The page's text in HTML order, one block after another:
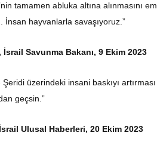
tamamen abluka altına alınmasını
İnsan hayvanlarla savaşıyoruz.”
Savunma Bakanı, 9 Ekim 2023
Şeridi üzerindeki insani baskıyı
geçsin.”
Ulusal Haberleri, 20 Ekim 2023